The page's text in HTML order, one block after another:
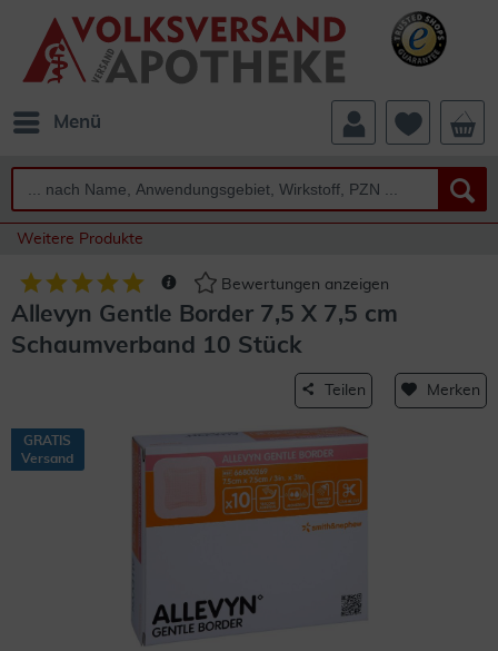
Menü
Weitere Produkte
Bewertungen anzeigen
Allevyn Gentle Border 7,5 X 7,5 cm
Schaumverband 10 Stück
Teilen Merken
GRATIS
Versand